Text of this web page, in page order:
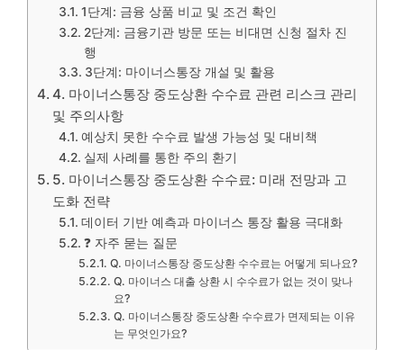
1단계: 금융 상품 비교 및 조건 확인
2단계: 금융기관 방문 또는 비대면 신청 절차 진
행
3단계: 마이너스통장 개설 및 활용
4. 마이너스통장 중도상환 수수료 관련 리스크 관리
및 주의사항
예상치 못한 수수료 발생 가능성 및 대비책
실제 사례를 통한 주의 환기
5. 마이너스통장 중도상환 수수료: 미래 전망과 고
도화 전략
데이터 기반 예측과 마이너스 통장 활용 극대화
❓ 자주 묻는 질문
Q. 마이너스통장 중도상환 수수료는 어떻게 되나요?
Q. 마이너스 대출 상환 시 수수료가 없는 것이 맞나
요?
Q. 마이너스통장 중도상환 수수료가 면제되는 이유
는 무엇인가요?